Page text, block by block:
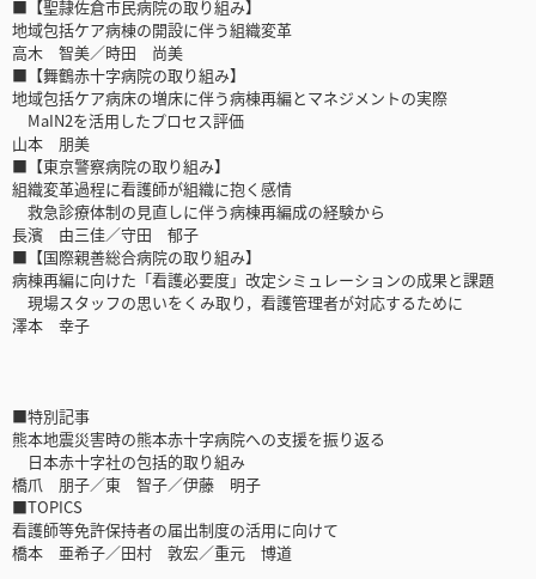
■【聖隷佐倉市民病院の取り組み】
地域包括ケア病棟の開設に伴う組織変革
高木 智美／時田 尚美
■【舞鶴赤十字病院の取り組み】
地域包括ケア病床の増床に伴う病棟再編とマネジメントの実際
MaIN2を活用したプロセス評価
山本 朋美
■【東京警察病院の取り組み】
組織変革過程に看護師が組織に抱く感情
救急診療体制の見直しに伴う病棟再編成の経験から
長濱 由三佳／守田 郁子
■【国際親善総合病院の取り組み】
病棟再編に向けた「看護必要度」改定シミュレーションの成果と課題
現場スタッフの思いをくみ取り，看護管理者が対応するために
澤本 幸子
■特別記事
熊本地震災害時の熊本赤十字病院への支援を振り返る
日本赤十字社の包括的取り組み
橋爪 朋子／東 智子／伊藤 明子
■TOPICS
看護師等免許保持者の届出制度の活用に向けて
橋本 亜希子／田村 敦宏／重元 博道